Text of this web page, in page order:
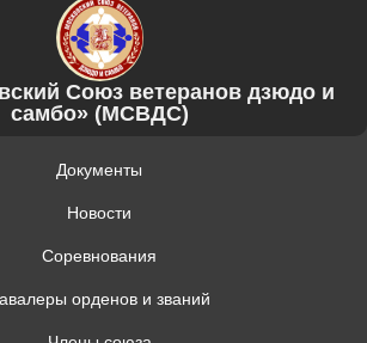
Союз ветеранов дзюдо и
самбо» (МСВДС)
Документы
Новости
Соревнования
орденов и званий